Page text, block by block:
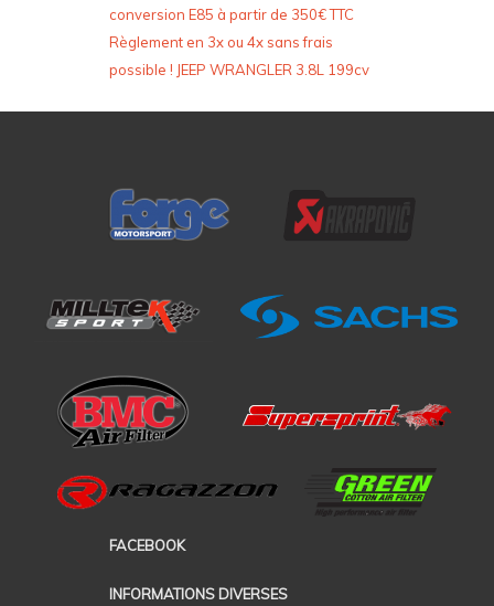
conversion E85 à partir de 350€ TTC
Règlement en 3x ou 4x sans frais
possible ! JEEP WRANGLER 3.8L 199cv
FACEBOOK
INFORMATIONS DIVERSES